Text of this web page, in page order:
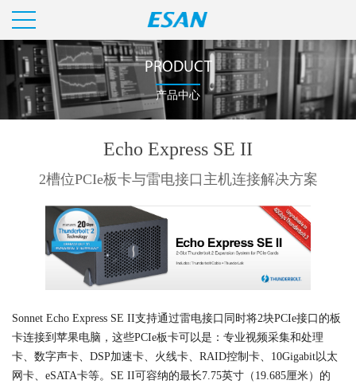
PRODUCT
产品中心
Echo Express SE II
2槽位PCIe板卡与雷电接口主机连接解决方案
Sonnet Echo Express SE II支持通过雷电接口同时将2块PCIe接口的板
卡连接到苹果电脑，这些PCIe板卡可以是：专业视频采集和处理
卡、数字声卡、DSP加速卡、火线卡、RAID控制卡、10Gigabit以太
网卡、eSATA卡等。SE II可容纳的最长7.75英寸（19.685厘米）的